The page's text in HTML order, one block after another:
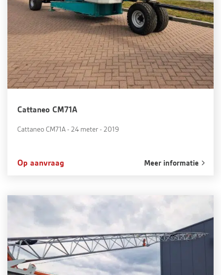
Cattaneo CM71A
Cattaneo CM71A - 24 meter - 2019
Op aanvraag Meer informatie